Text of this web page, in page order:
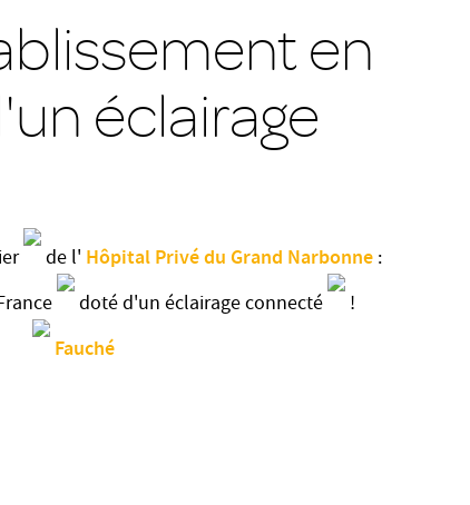
en
éclairage
de l' Hôpital Privé du Grand Narbonne:
doté d'un éclairage connecté !
Fauché